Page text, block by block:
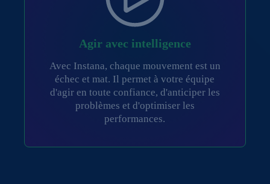
Agir avec intelligence
Avec Instana, chaque mouvement est un
échec et mat. Il permet à votre équipe
d'agir en toute confiance, d'anticiper les
problèmes et d'optimiser les
performances.